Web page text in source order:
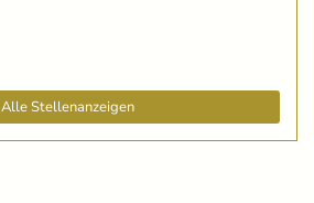
Alle Stellenanzeigen